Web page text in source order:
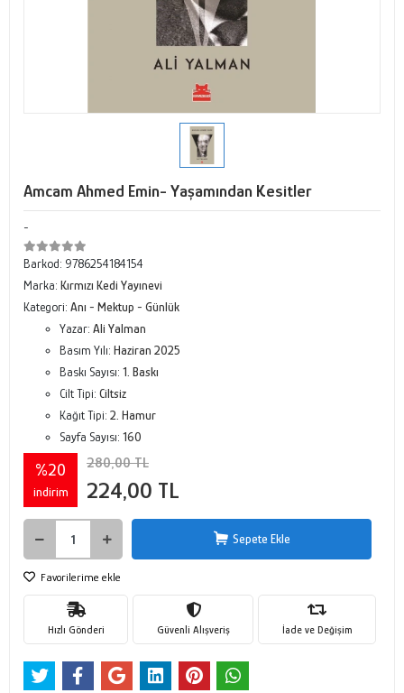
Amcam Ahmed Emin- Yaşamından Kesitler
-
Barkod: 9786254184154
Marka: Kırmızı Kedi Yayınevi
Kategori: Anı - Mektup - Günlük
Yazar: Ali Yalman
Basım Yılı: Haziran 2025
Baskı Sayısı: 1. Baskı
Cilt Tipi: Ciltsiz
Kağıt Tipi: 2. Hamur
Sayfa Sayısı: 160
%20
indirim
280,00 TL
224,00 TL
Sepete Ekle
Favorilerime ekle
Hızlı Gönderi Güvenli Alışveriş İade ve Değişim